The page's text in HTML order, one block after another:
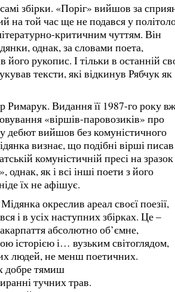
збірки. «Поріг» вийшов за
на той час ще не подався у
критичним чуттям. Він
однак, за словами поета,
його рукопис. І тільки в останній
тексти, які відкинув Рябчук як
Римарук. Видання її 1987-го року
«віршів-паровозиків» про
дебют вийшов без комуністичного
визнає, що подібні вірші писав
комуністичній пресі на зразок
однак, як і всі інші поети з його
їх не афішує.
окреслив ареал своєї поезії,
і в усіх наступних збірках. Це –
абсолютно об’ємне,
історією і… вузьким світоглядом,
людей, не менш поетичних.
добре тямиш
тучних трав.